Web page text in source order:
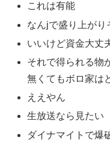
これは有能
なんjで盛り上がり
いいけど資金大丈
それで得られる物
無くてもボロ家は
ええやん
生放送なら見たい
ダイナマイトで爆